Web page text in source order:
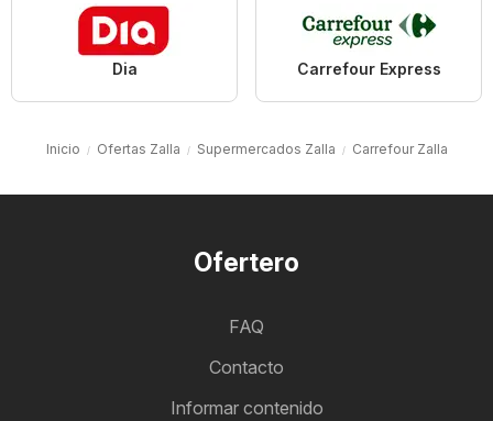
Dia Carrefour Express
Inicio Ofertas Zalla Supermercados Zalla Carrefour Zalla
Ofertero
FAQ
Contacto
Informar contenido